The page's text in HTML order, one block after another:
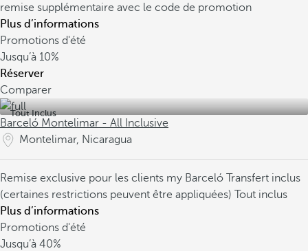
remise supplémentaire avec le code de promotion
Plus d’informations
Promotions d'été
Jusqu’à 10%
Réserver
Comparer
Tout Inclus
Barceló Montelimar - All Inclusive
Montelimar, Nicaragua
Remise exclusive pour les clients my Barceló Transfert inclus
(certaines restrictions peuvent être appliquées) Tout inclus
Plus d’informations
Promotions d'été
Jusqu’à 40%